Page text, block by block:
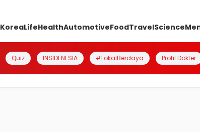
KoreaLifeHealthAutomotiveFoodTravelScience
Quiz INSIDENESIA #LokalBerdaya Profil Dokter